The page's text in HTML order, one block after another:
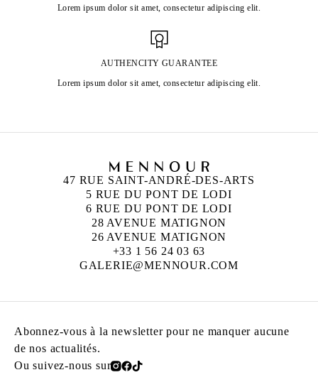
Lorem ipsum dolor sit amet, consectetur adipiscing elit.
AUTHENCITY GUARANTEE
Lorem ipsum dolor sit amet, consectetur adipiscing elit.
47 RUE SAINT-ANDRÉ-DES-ARTS
5 RUE DU PONT DE LODI
6 RUE DU PONT DE LODI
28 AVENUE MATIGNON
26 AVENUE MATIGNON
+33 1 56 24 03 63
GALERIE@MENNOUR.COM
Abonnez-vous à la newsletter pour ne manquer aucune
de nos actualités.
Ou suivez-nous sur